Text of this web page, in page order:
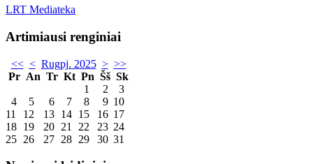
LRT Mediateka
Artimiausi renginiai
<< < Rugpj. 2025 > >>
Pr An Tr Kt Pn Šš Sk
1
2
3
4
5 6 7 8 9 10
11
12 13 14 15 16 17
18 19 20 21 22 23 24
25 26 27 28 29 30 31